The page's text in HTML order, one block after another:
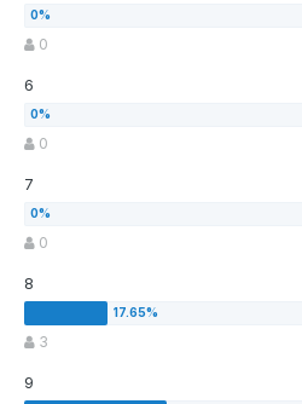
0
6
0
7
0
8
3
9